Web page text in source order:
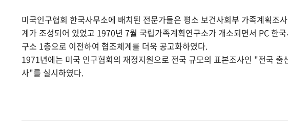
미국인구협회 한국사무소에 배치된 전문가들은 평소 보건사회부 가족계획조
계가 조성되어 있었고 1970년 7월 국립가족계획연구소가 개소되면서 PC 한
구소 1층으로 이전하여 협조체계를 더욱 공고화하였다.
1971년에는 미국 인구협회의 재정지원으로 전국 규모의 표본조사인 "전국 출
사"를 실시하였다.